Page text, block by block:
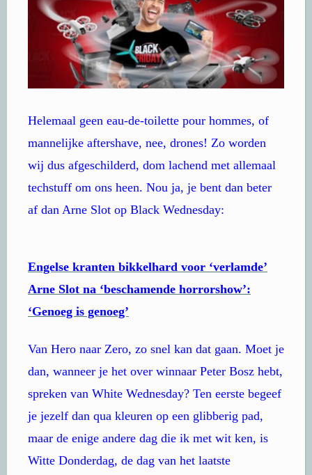
Helemaal geen eau-de-toilette pour hommes, of
mannelijke aftershave, nee, drones! Zo worden
wij dus afgeschilderd, dom lachend met allemaal
techstuff om ons heen. Nou ja, je bent dan beter
af dan Arne Slot op Black Wednesday:
Engelse kranten bikkelhard voor ‘verlamde’
Arne Slot na ‘beschamende horrorshow’:
‘Genoeg is genoeg’
Van Hero naar Zero, zo snel kan dat gaan. Moet je
dan, wanneer je het over winnaar Peter Bosz hebt,
spreken van White Wednesday? Ten eerste begeef
je jezelf dan qua kleuren op een glibberig pad,
maar de enige andere dag die ik met wit ken, is
Witte Donderdag, de dag van het laatste